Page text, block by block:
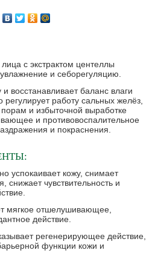
с экстрактом центеллы
и себорегуляцию.
восстанавливает баланс влаги
работу сальных желёз,
и избыточной выработке
и противовоспалительное
и покраснения.
успокаивает кожу, снимает
снижает чувствительность и
мягкое отшелушивающее,
действие.
регенерирующее действие,
функции кожи и